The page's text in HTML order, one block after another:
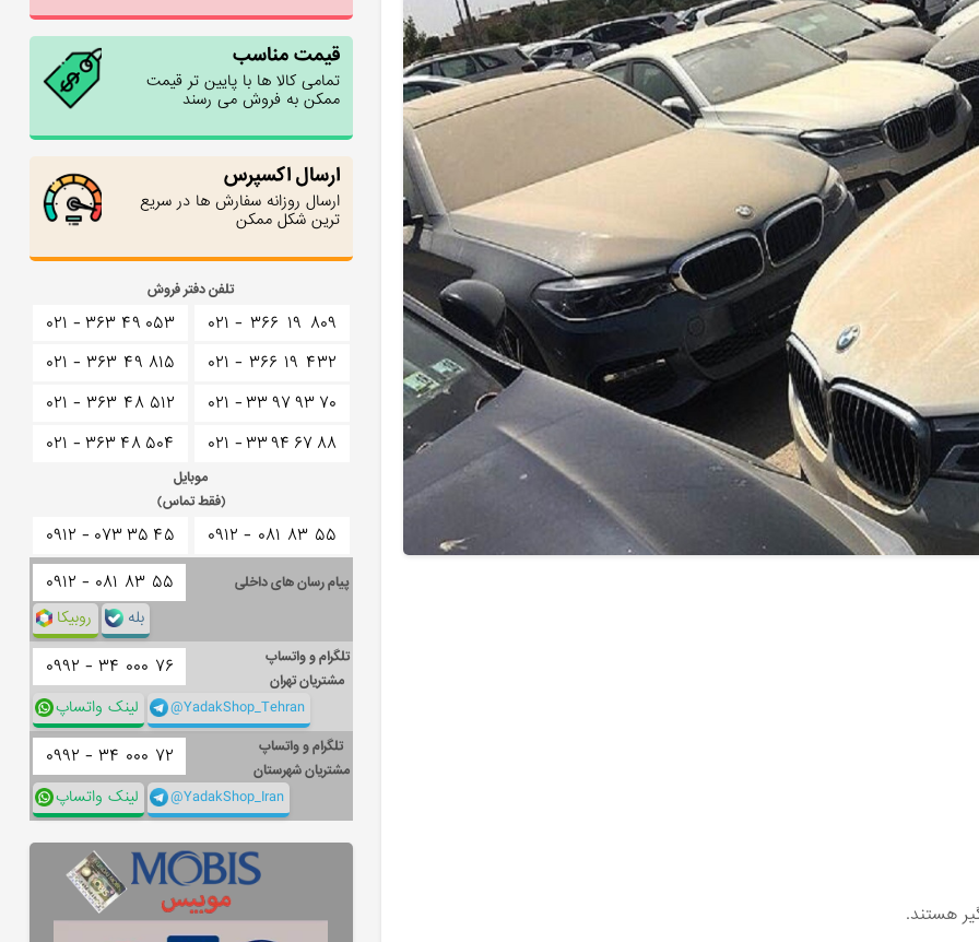
قیمت مناسب
تمامی کالا ها با پایین تر قیمت
ممکن به فروش می رسند
ارسال اکسپرس
ارسال روزانه سفارش ها در سریع
ترین شکل ممکن
تلفن دفتر فروش
۰۲۱ - ۳۶۶ ۱۹ ۸۰۹
۰۲۱ - ۳۶۶ ۱۹ ۴۳۲
۰۲۱ -۳۳۹۷۹۳ ۷۰
۰۲۱ -۳۳۹۴ ۶۷ ۸۸
۰۲۱ - ۳۶۳ ۴۹ ۰۵۳
۰۲۱ - ۳۶۳ ۴۹ ۸۱۵
۰۲۱ - ۳۶۳ ۴۸ ۵۱۲
۰۲۱ - ۳۶۳ ۴۸ ۵۰۴
موبایل
(فقط تماس)
۰۹۱۲ - ۰۸۱ ۸۳ ۵۵ ۰۹۱۲ - ۰۷۳۳۵ ۴۵
پیام رسان های داخلی ۰۹۱۲ - ۰۸۱ ۸۳ ۵۵
روبیکا بله
تلگرام و واتساپ
مشتریان تهران
۰۹۹۲ - ۳۴ ۰۰۰ ۷۶
لینک واتساپ @YadakShop_Tehran
تلگرام و واتساپ
مشتریان شهرستان
۰۹۹۲ - ۳۴ ۰۰۰ ۷۲
لینک واتساپ @YadakShop_Iran
هستند.